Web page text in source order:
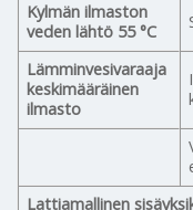
Kylmän ilmaston
veden lähtö 55 °C
Lämminvesivaraaja
keskimääräinen
ilmasto
Lattiamallinen